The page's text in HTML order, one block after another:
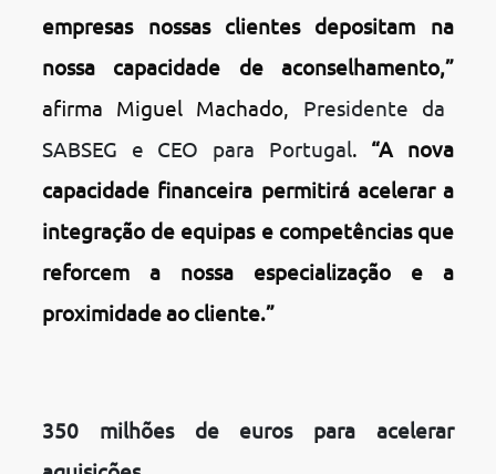
empresas nossas clientes depositam na
nossa capacidade de aconselhamento,”
afirma Miguel Machado, Presidente da
SABSEG e CEO para Portugal. “A nova
capacidade financeira permitirá acelerar a
integração de equipas e competências que
reforcem a nossa especialização e a
proximidade ao cliente.”
350 milhões de euros para acelerar